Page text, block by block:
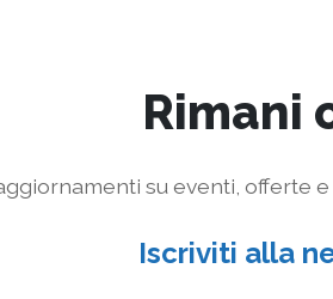
Rimani
su eventi, offerte
Iscriviti alla